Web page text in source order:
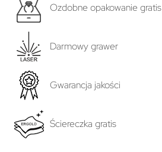
Ozdobne opakowanie gratis
Darmowy grawer
Gwarancja jakości
Ściereczka gratis